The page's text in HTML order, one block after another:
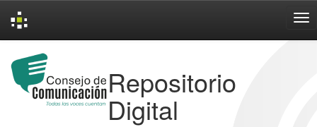
navigation
Repositorio
Digital